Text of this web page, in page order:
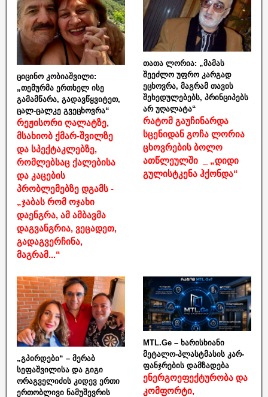
ციცინო კობიაშვილი:
„თემურმა ერთხელ ისე
გამამწარა, გადავწყვიტეთ,
ცალ-ცალკე გვეცხოვრა“
რეჟისორი ღალატზე,
მსახიობ ქმარ-შვილზე
და სპექტაკლებზე,
რომლებსაც ქალებისა
და კაცების
პრობლემებზე დგამს -
„ჯაბას რომ ოჯახი
დაენგრა, ამ ამბავმა
დაგვანგრია, ვეცადეთ,
გადაგვერჩინა,
მაგრამ...“
თათა ლორია: „მამას
შეეძლო უფრო კარგად
ეცხოვრა, მაგრამ თავის
შეხედულებებს, პრინციპებს
არ უღალატა“
რატომ გაუჩინარდა
სცენიდან გოჩა ლორია
ცხოვრების ბოლო
ათწლეულში _ „დიდი
გულისტკენა ჰქონდა“
„გპირდები“ – მერაბ
სეფაშვილისა და გიგი
ორაგველიძის კიდევ ერთი
ერთობლივი ნამუშევრის
MTL.Ge – ხარისხიანი
მეტალო-პლასტმასის კარ-
ფანჯრების დამზადება
ენერგოეფექტურობა და
კომფორტი,